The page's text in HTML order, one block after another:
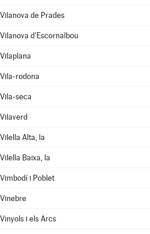
Vilanova de Prades
Vilanova d'Escornalbou
Vilaplana
Vila-rodona
Vila-seca
Vilaverd
Vilella Alta, la
Vilella Baixa, la
Vimbodí i Poblet
Vinebre
Vinyols i els Arcs